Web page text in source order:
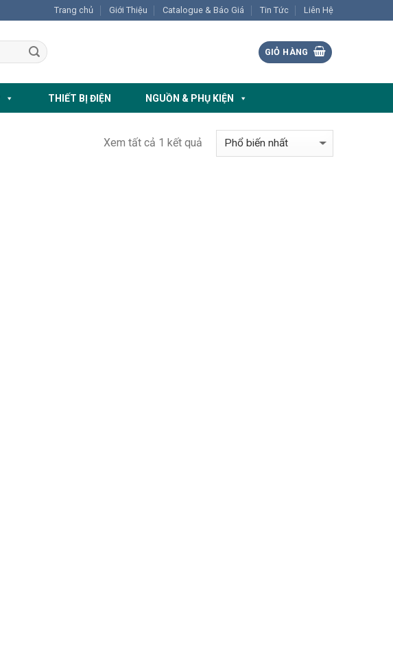
Trang chủ Giới Thiệu Catalogue & Báo Giá Tin Tức Liên Hệ
GIỎ HÀNG
THIẾT BỊ ĐIỆN NGUỒN & PHỤ KIỆN
Xem tất cả 1 kết quả